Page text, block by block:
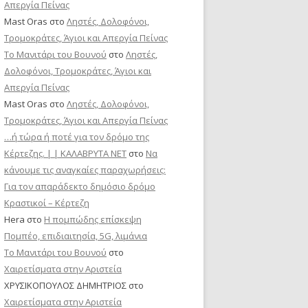
Απεργία Πείνας
Mast Oras στο Ληστές, Δολοφόνοι,
Τρομοκράτες, Άγιοι και Απεργία Πείνας
Το Μανιτάρι του Βουνού στο Ληστές,
Δολοφόνοι, Τρομοκράτες, Άγιοι και
Απεργία Πείνας
Mast Oras στο Ληστές, Δολοφόνοι,
Τρομοκράτες, Άγιοι και Απεργία Πείνας
…ή τώρα ή ποτέ για τον δρόμο της
Κέρτεζης. | | ΚΑΛΑΒΡΥΤΑ ΝΕΤ στο Να
κάνουμε τις αναγκαίες παραχωρήσεις:
Για τον απαράδεκτο δημόσιο δρόμο
Κραστικοί – Κέρτεζη
Hera στο Η πομπώδης επίσκεψη
Πομπέο, επιδιαιτησία, 5G, λιμάνια
Το Μανιτάρι του Βουνού στο
Χαιρετίσματα στην Αριστεία
ΧΡΥΣΙΚΟΠΟΥΛΟΣ ΔΗΜΗΤΡΙΟΣ στο
Χαιρετίσματα στην Αριστεία